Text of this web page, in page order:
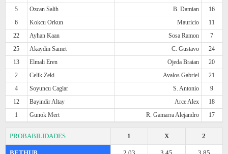
5
Ozcan Salih B. Damian
16
6
Kokcu Orkun Mauricio
11
22
Ayhan Kaan Sosa Ramon
7
25
Akaydin Samet C. Gustavo
24
13
Elmali Eren Ojeda Braian
20
2
Celik Zeki Avalos Gabriel
21
4
Soyuncu Caglar S. Antonio
9
12
Bayindir Altay Arce Alex
18
1
Gunok Mert R. Gamarra Alejandro 17
PROBABILIDADES 2
X
1